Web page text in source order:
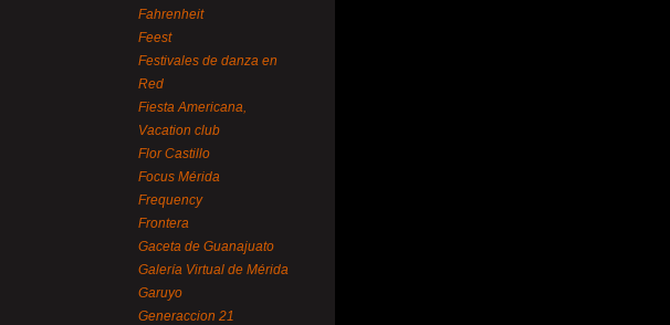
Fahrenheit
Feest
Festivales de danza en
Red
Fiesta Americana,
Vacation club
Flor Castillo
Focus Mérida
Frequency
Frontera
Gaceta de Guanajuato
Galería Virtual de Mérida
Garuyo
Generaccion 21